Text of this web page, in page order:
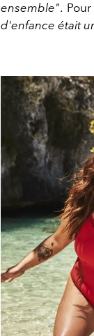
ensemble".
d'enfance était